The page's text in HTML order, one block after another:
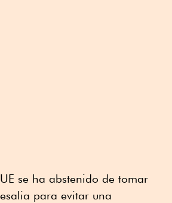
se ha abstenido de tomar
para evitar una